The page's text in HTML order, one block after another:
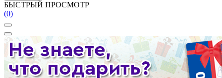
БЫСТРЫЙ ПРОСМОТР
(0)